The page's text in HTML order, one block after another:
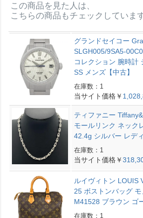
この商品を見た人は、
こちらの商品もチェックしていま
グランドセイコー
SLGH005/9SA5-
コレクション 腕時計
SS メンズ【中古】
在庫数：1
当サイト価格￥
ティファニー
モールリンク ネック
42.4g シルバー レデ
在庫数：1
当サイト価格￥
ルイヴィトン LOUIS
25 ボストンバッグ
M41528 ブラウン ゴ
在庫数：1